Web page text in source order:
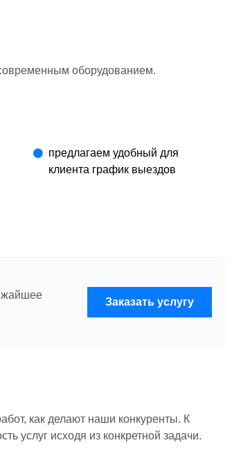
оборудованием.
предлагаем удобный для
клиента график выездов
Заказать услугу
как делают наши конкуренты. К
услуг исходя из конкретной задачи.